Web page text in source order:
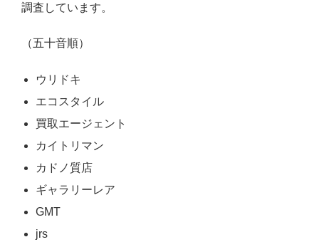
調査しています。
（五十音順）
ウリドキ
エコスタイル
買取エージェント
カイトリマン
カドノ質店
ギャラリーレア
GMT
jrs